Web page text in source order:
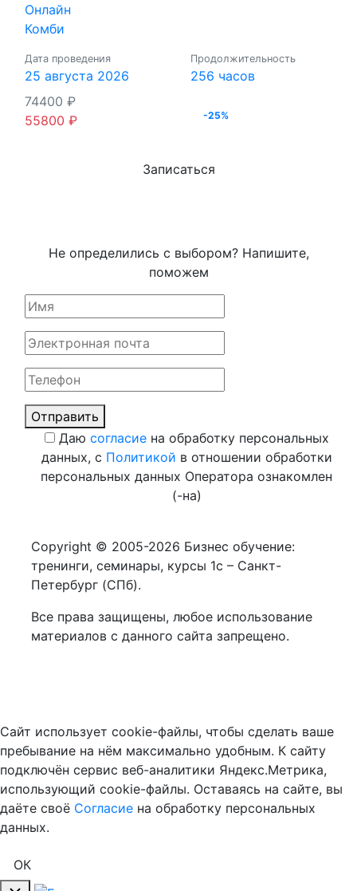
Онлайн
Комби
Дата проведения
25 августа 2026
74400 ₽
55800 ₽
Продолжительность
256 часов
-25%
Записаться
Не определились с выбором? Напишите,
поможем
Отправить
Даю согласиена обработку персональных
данных, с Политикой в отношении обработки
персональных данных Оператора ознакомлен
(-на)
Copyright © 2005-2026 Бизнес обучение:
тренинги, семинары, курсы 1с – Санкт-
Петербург (СПб).
Все права защищены, любое использование
материалов с данного сайта запрещено.
Сайт использует cookie-файлы, чтобы сделать ваше
пребывание на нём максимально удобным. К cайту
подключён сервис веб-аналитики Яндекс.Метрика,
использующий cookie-файлы. Оставаясь на сайте, вы
даёте своё Cогласие на обработку персональных
данных.
ОК